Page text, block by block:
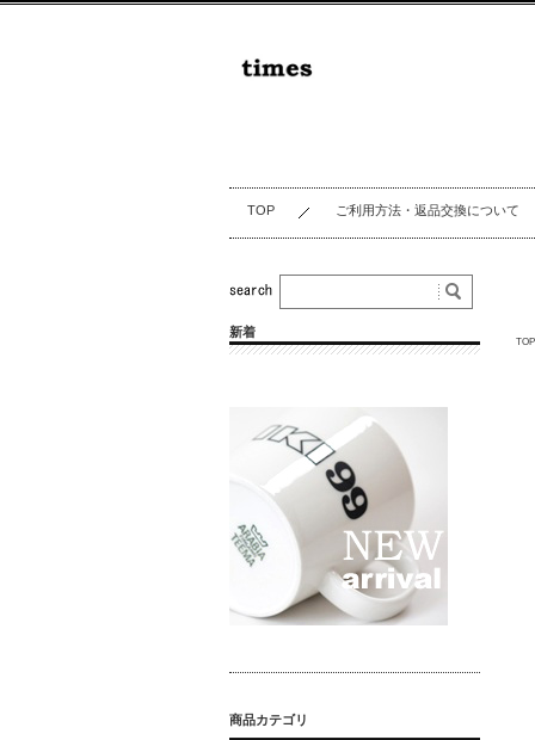
TOP ご利用方法・返品交換について
TOP
新着
商品カテゴリ